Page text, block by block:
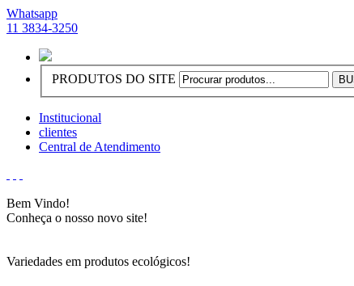
Whatsapp
11 3834-3250
PRODUTOS DO SITE
Institucional
clientes
Central de Atendimento
Bem Vindo!
Conheça o nosso novo site!
Variedades em produtos ecológicos!